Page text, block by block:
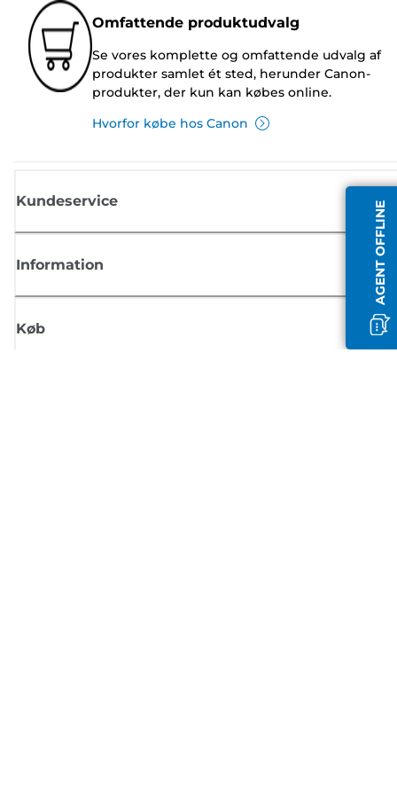
AGENT OFFLINE
Omfattende produktudvalg
Se vores komplette og omfattende udvalg af
produkter samlet ét sted, herunder Canon-
produkter, der kun kan købes online.
Hvorfor købe hos Canon
Kundeservice
Information
Køb